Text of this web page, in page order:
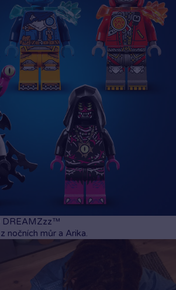
meč a figurky příšer.